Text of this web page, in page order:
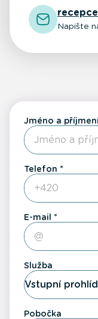
Napište
Jméno a
Telefon
E-mail
Služba
Vstupní
Pobočka